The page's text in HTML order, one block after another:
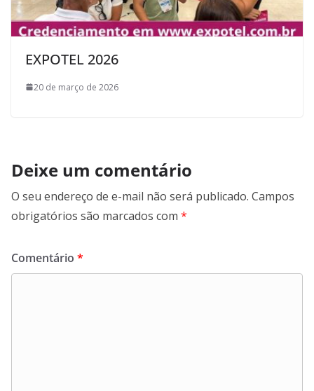
EXPOTEL 2026
20 de março de 2026
Deixe um comentário
O seu endereço de e-mail não será publicado. Campos
obrigatórios são marcados com *
Comentário *